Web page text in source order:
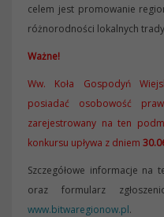
celem jest promowanie
różnorodności lokalnych
Ważne!
Ww. Koła Gospodyń
posiadać osobowość
zarejestrowany na ten
konkursu upływa z dniem
Szczegółowe informacje na
oraz formularz
www.bitwaregionow.pl.